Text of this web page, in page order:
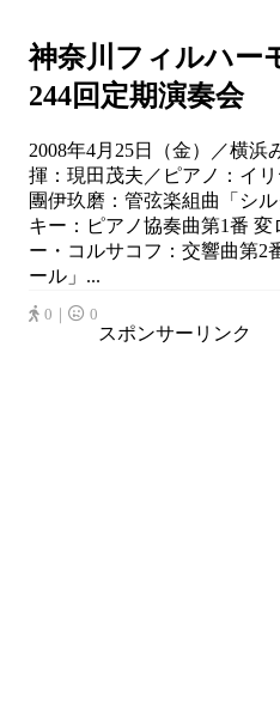
神奈川フィルハー
244回定期演奏会
2008年4月25日（金）／横
揮：現田茂夫／ピアノ：イ
團伊玖磨：管弦楽組曲「シ
キー：ピアノ協奏曲第1番 変
ー・コルサコフ：交響曲第2
ール」...
0｜ 0
スポンサーリンク